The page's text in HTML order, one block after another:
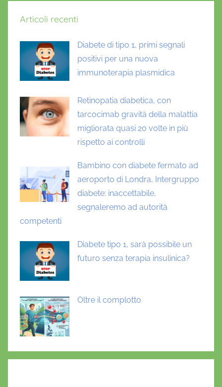
Articoli recenti
Diabete di tipo 1, primi segnali
positivi per una nuova
immunoterapia plasmidica
Retinopatia diabetica, con
tarcocimab gravità della malattia
migliorata quasi 20 volte in più
rispetto ai controlli
Bambino con diabete fermato ad
aeroporto di Londra, Intergruppo
diabete: inaccettabile,
segnaleremo ad autorità
competenti
Diabete tipo 1, sarà possibile un
futuro senza terapia insulinica?
Oltre il complotto